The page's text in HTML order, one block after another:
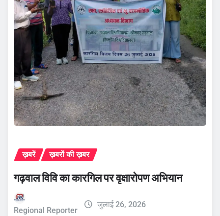
ख़बरें ख़बरों की ख़बर
गढ़वाल विवि का कारगिल पर वृक्षारोपण अभियान
Regional Reporter
जुलाई 26, 2026